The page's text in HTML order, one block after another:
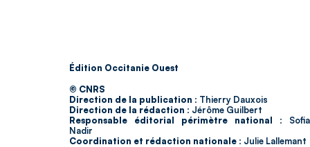
Édition Occitanie Ouest
© CNRS
Direction de la publication : Thierry Dauxois
Direction de la rédaction : Jérôme Guilbert
Responsable éditorial périmètre national : Sofia
Nadir
Coordination et rédaction nationale : Julie Lallemant